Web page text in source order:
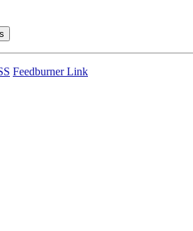
Feedburner Link